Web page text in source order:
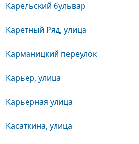
Карельский бульвар
Каретный Ряд, улица
Карманицкий переулок
Карьер, улица
Карьерная улица
Касаткина, улица